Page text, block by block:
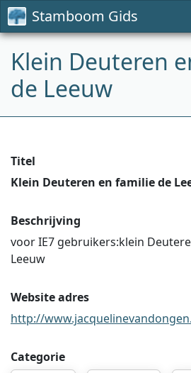
Stamboom Gids
Klein Deuteren
de Leeuw
Titel
Klein Deuteren en familie de
Beschrijving
voor IE7 gebruikers:klein
Leeuw
Website adres
http://
Categorie